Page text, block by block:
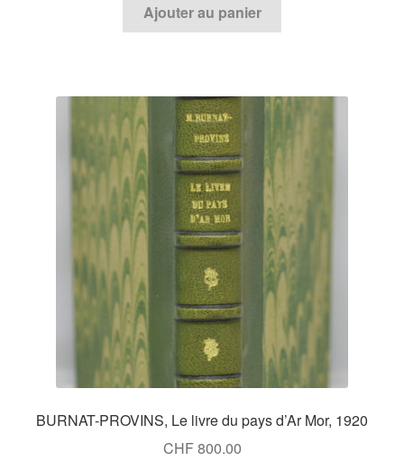
Ajouter au panier
BURNAT-PROVINS, Le livre du pays d’Ar Mor, 1920
CHF800.00